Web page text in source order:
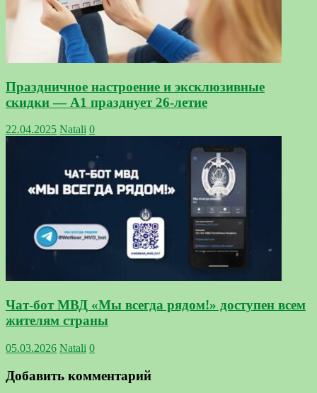
Праздничное настроение и эксклюзивные
скидки — А1 празднует 26-летие
22.04.2025 Natali 0
Чат-бот МВД «Мы всегда рядом!» доступен всем
жителям страны
05.03.2026 Natali 0
Добавить комментарий